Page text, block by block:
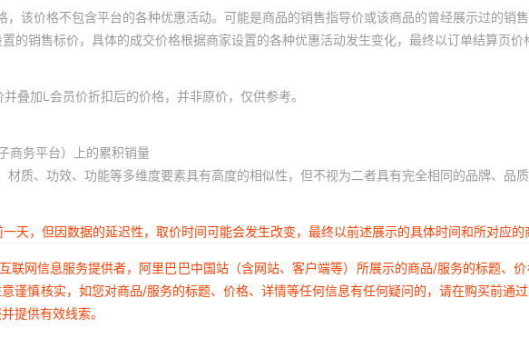
，该价格不包含平台的各种优惠活动。可能是商品的销售指导价或该商品的曾经展示过的销
的销售标价，具体的成交价格根据商家设置的各种优惠活动发生变化，最终以订单结算页价
叠加L会员价折扣后的价格，并非原价，仅供参考。
商务平台）上的累积销量
材质、功效、功能等多维度要素具有高度的相似性，但不视为二者具有完全相同的品牌、品
天，但因数据的延迟性，取价时间可能会发生改变，最终以前述展示的具体时间和所对应的
联网信息服务提供者，阿里巴巴中国站（含网站、客户端等）所展示的商品/服务的标题、
谨慎核实，如您对商品/服务的标题、价格、详情等任何信息有任何疑问的，请在购买前通
提供有效线索。